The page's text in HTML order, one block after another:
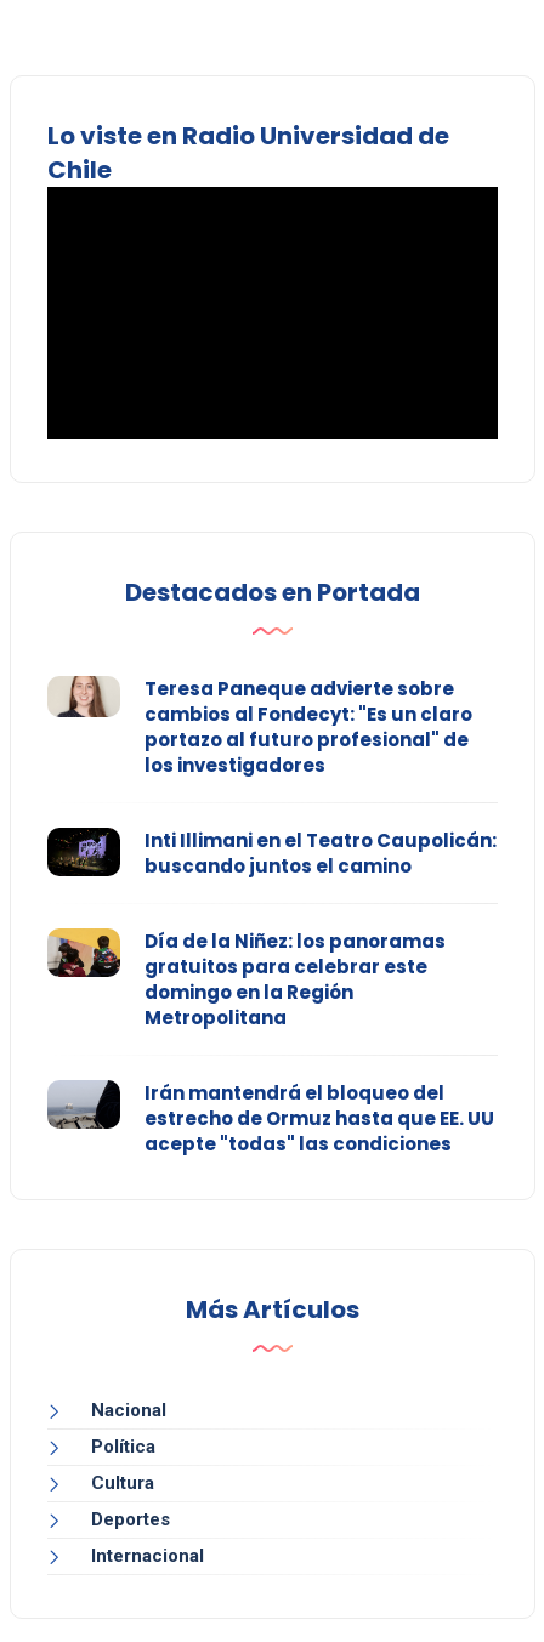
Lo viste en Radio Universidad de
Chile
Destacados en Portada
Teresa Paneque advierte sobre
cambios al Fondecyt: "Es un claro
portazo al futuro profesional" de
los investigadores
Inti Illimani en el Teatro Caupolicán:
buscando juntos el camino
Día de la Niñez: los panoramas
gratuitos para celebrar este
domingo en la Región
Metropolitana
Irán mantendrá el bloqueo del
estrecho de Ormuz hasta que EE. UU
acepte "todas" las condiciones
Más Artículos
Nacional
Política
Cultura
Deportes
Internacional